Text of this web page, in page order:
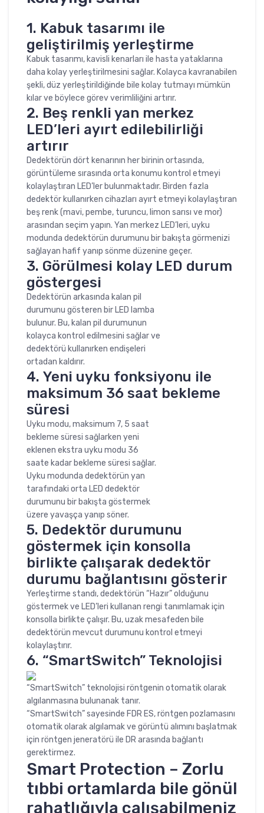
1. Kabuk tasarımı ile
geliştirilmiş yerleştirme
Kabuk tasarımı, kavisli kenarları ile hasta yataklarına
daha kolay yerleştirilmesini sağlar. Kolayca kavranabilen
şekli, düz yerleştirildiğinde bile kolay tutmayı mümkün
kılar ve böylece görev verimliliğini artırır.
2. Beş renkli yan merkez
LED’leri ayırt edilebilirliği
artırır
Dedektörün dört kenarının her birinin ortasında,
görüntüleme sırasında orta konumu kontrol etmeyi
kolaylaştıran LED’ler bulunmaktadır. Birden fazla
dedektör kullanırken cihazları ayırt etmeyi kolaylaştıran
beş renk (mavi, pembe, turuncu, limon sarısı ve mor)
arasından seçim yapın. Yan merkez LED’leri, uyku
modunda dedektörün durumunu bir bakışta görmenizi
sağlayan hafif yanıp sönme düzenine geçer.
3. Görülmesi kolay LED durum
göstergesi
Dedektörün arkasında kalan pil
durumunu gösteren bir LED lamba
bulunur. Bu, kalan pil durumunun
kolayca kontrol edilmesini sağlar ve
dedektörü kullanırken endişeleri
ortadan kaldırır.
4. Yeni uyku fonksiyonu ile
maksimum 36 saat bekleme
süresi
Uyku modu, maksimum 7, 5 saat
bekleme süresi sağlarken yeni
eklenen ekstra uyku modu 36
saate kadar bekleme süresi sağlar.
Uyku modunda dedektörün yan
tarafındaki orta LED dedektör
durumunu bir bakışta göstermek
üzere yavaşça yanıp söner.
5. Dedektör durumunu
göstermek için konsolla
birlikte çalışarak dedektör
durumu bağlantısını gösterir
Yerleştirme standı, dedektörün “Hazır” olduğunu
göstermek ve LED’leri kullanan rengi tanımlamak için
konsolla birlikte çalışır. Bu, uzak mesafeden bile
dedektörün mevcut durumunu kontrol etmeyi
kolaylaştırır.
6. “SmartSwitch” Teknolojisi
“SmartSwitch” teknolojisi röntgenin otomatik olarak
algılanmasına bulunanak tanır.
“SmartSwitch” sayesinde FDR ES, röntgen pozlamasını
otomatik olarak algılamak ve görüntü alımını başlatmak
için röntgen jeneratörü ile DR arasında bağlantı
gerektirmez.
Smart Protection – Zorlu
tıbbi ortamlarda bile gönül
rahatlığıyla çalışabilmeniz